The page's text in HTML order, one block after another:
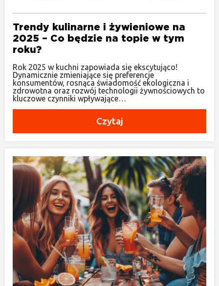
Trendy kulinarne i żywieniowe na
2025 – Co będzie na topie w tym
roku?
Rok 2025 w kuchni zapowiada się ekscytująco!
Dynamicznie zmieniające się preferencje
konsumentów, rosnąca świadomość ekologiczna i
zdrowotna oraz rozwój technologii żywnościowych to
kluczowe czynniki wpływające…
Czytaj